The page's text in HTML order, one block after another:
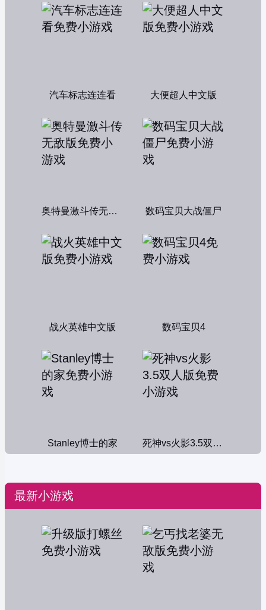
汽车标志连连看 大便超人中文版
奥特曼激斗传无敌版 数码宝贝大战僵尸
战火英雄中文版 数码宝贝4
Stanley博士的家 死神vs火影3.5双人版
最新小游戏